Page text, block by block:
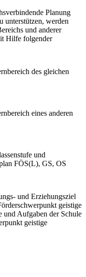
Planung
unterstützen, werden
und anderer
Hilfe folgender
des gleichen
eines anderen
und
FÖS(L), GS, OS
und Erziehungsziel
geistige
Aufgaben der Schule
geistige